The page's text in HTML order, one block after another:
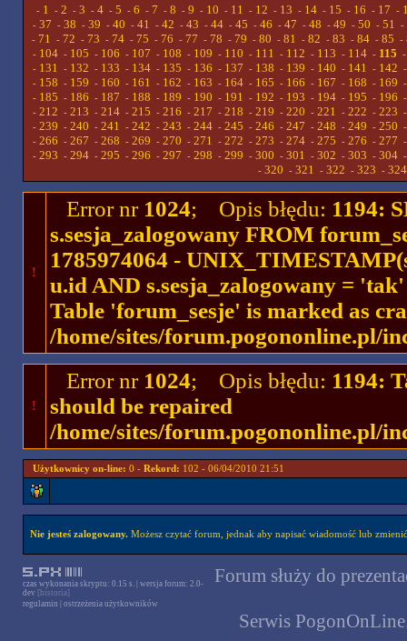
- 1 - 2 - 3 - 4 - 5 - 6 - 7 - 8 - 9 - 10 - 11 - 12 - 13 - 14 - 15 - 16 - 17 -
- 37 - 38 - 39 - 40 - 41 - 42 - 43 - 44- 45 - 46 - 47 - 48 - 49 - 50 - 51 -
- 71 - 72 - 73 - 74 - 75 - 76 - 77 - 78 - 79 - 80 - 81 - 82 - 83 - 84 - 85 -
- 104 - 105 - 106 - 107 - 108 - 109 - 110 - 111 - 112 - 113 - 114 - 115
- 131 - 132 - 133 - 134- 135 - 136 - 137 - 138 - 139 - 140 - 141 - 142
- 158 - 159 - 160 - 161 - 162 - 163 - 164- 165 - 166 - 167 - 168 - 169
- 185 - 186 - 187 - 188 - 189 - 190 - 191 - 192 - 193 - 194- 195 - 196
- 212 - 213 - 214- 215 - 216 - 217 - 218 - 219 - 220 - 221 - 222 - 223
- 239 - 240 - 241 - 242 - 243 - 244- 245 - 246 - 247 - 248 - 249 - 250
- 266 - 267 - 268 - 269 - 270 - 271 - 272 - 273 - 274- 275 - 276 - 277
- 293 - 294- 295 - 296 - 297 - 298 - 299 - 300 - 301 - 302 - 303 - 304
- 320 - 321 - 322 - 323 - 324
!
Error nr 1024; Opis błędu: 1194:
s.sesja_zalogowany FROM
1785974064 -
u.id AND s.sesja_zalogowany =
Table 'forum_sesje' is marked as
/home/sites/forum.pogononline.pl/
!
Error nr 1024; Opis błędu: 1194:
should be repaired
/home/sites/forum.pogononline.pl/
Użytkownicy on-line: 0 - Rekord: 102 - 06/04/2010 21:51
Nie jesteś zalogowany.Możesz czytać forum, jednak aby napisać wiadomość lub
czas wykonania skryptu: 0.15 s. | wersja forum: 2.0-
dev [historia]
regulamin
ostrzeżenia użytkowników
Forum służy do
Serwis